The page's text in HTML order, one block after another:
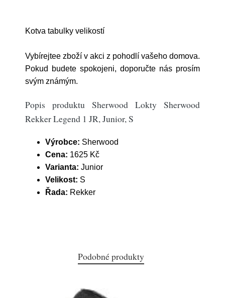
Kotva tabulky velikostí
Vybírejtee zboží v akci z pohodlí vašeho domova.
Pokud budete spokojeni, doporučte nás prosím
svým známým.
Popis produktu Sherwood Lokty Sherwood
Rekker Legend 1 JR, Junior, S
Výrobce: Sherwood
Cena: 1625 Kč
Varianta: Junior
Velikost: S
Řada: Rekker
Podobné produkty